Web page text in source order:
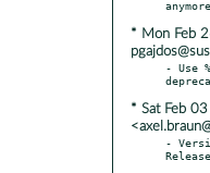
* Mon Feb
- Use
* Sat Feb
-